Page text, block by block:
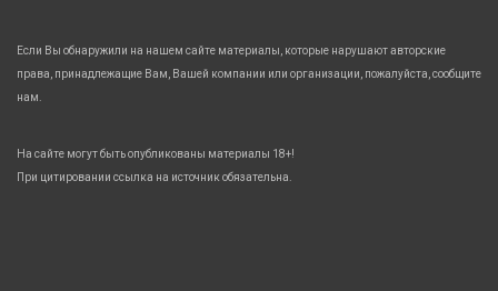
Если Вы обнаружили на нашем сайте материалы, которые нарушают авторские
права, принадлежащие Вам, Вашей компании или организации, пожалуйста, сообщите
нам.
На сайте могут быть опубликованы материалы 18+!
При цитировании ссылка на источник обязательна.